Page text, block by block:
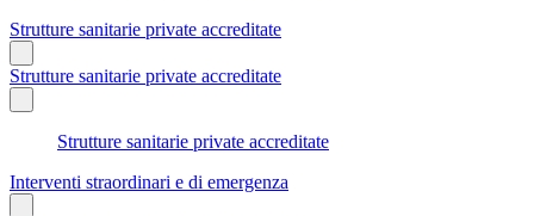
Strutture sanitarie private accreditate
Strutture sanitarie private accreditate
Strutture sanitarie private accreditate
Interventi straordinari e di emergenza